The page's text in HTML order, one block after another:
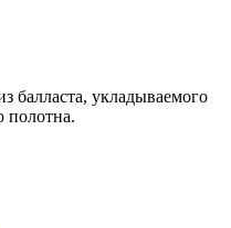
балласта, укладываемого
полотна.